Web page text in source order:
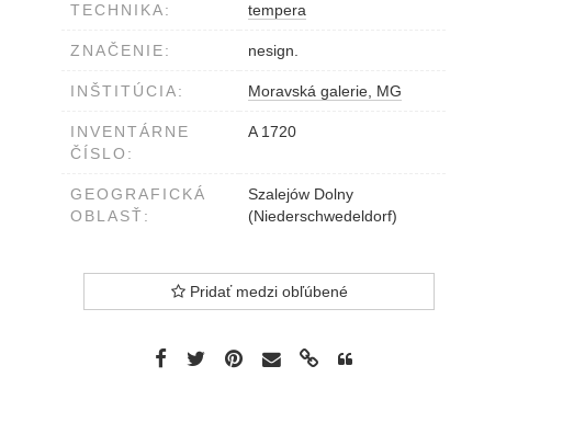
TECHNIKA: tempera
ZNAČENIE: nesign.
INŠTITÚCIA: Moravská galerie, MG
INVENTÁRNE
ČÍSLO:
A 1720
GEOGRAFICKÁ
OBLASŤ:
Szalejów Dolny
(Niederschwedeldorf)
Pridať medzi obľúbené